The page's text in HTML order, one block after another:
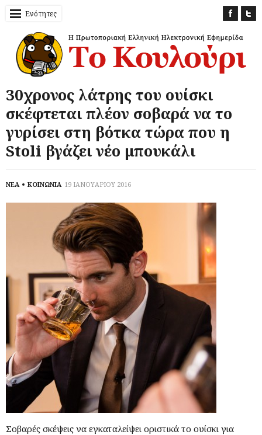
Ενότητες
30χρονος λάτρης του ουίσκι
σκέφτεται πλέον σοβαρά να το
γυρίσει στη βότκα τώρα που η
Stoli βγάζει νέο μπουκάλι
ΝΕΑ ΚΟΙΝΩΝΙΑ 19 ΙΑΝΟΥΑΡΙΟΥ 2016
Σοβαρές σκέψεις να εγκαταλείψει οριστικά το ουίσκι για